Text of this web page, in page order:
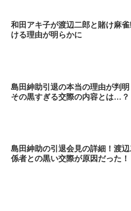
和田アキ子が渡辺二郎と賭け麻
ける理由が明らかに
島田紳助引退の本当の理由が判
その黒すぎる交際の内容とは…？
島田紳助の引退会見の詳細！渡
係者との黒い交際が原因だった！